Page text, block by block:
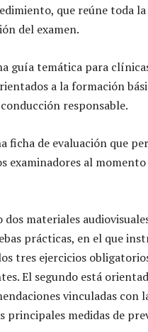
que reúne toda
del examen.
guía temática para
a la formación
responsable.
ficha de evaluación que
examinadores al
dos materiales
prácticas, en el que
tres ejercicios
El segundo está
vinculadas con
principales medidas de